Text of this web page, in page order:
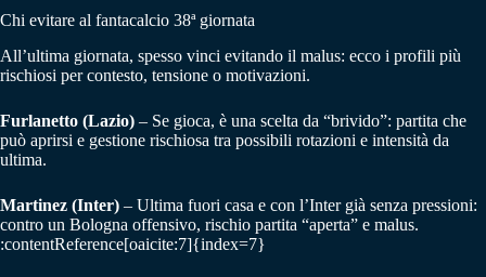
Chi evitare al fantacalcio 38ª giornata
All’ultima giornata, spesso vinci evitando il malus: ecco i profili più
rischiosi per contesto, tensione o motivazioni.
Furlanetto (Lazio) – Se gioca, è una scelta da “brivido”: partita che
può aprirsi e gestione rischiosa tra possibili rotazioni e intensità da
ultima.
Martinez (Inter) – Ultima fuori casa e con l’Inter già senza pressioni:
contro un Bologna offensivo, rischio partita “aperta” e malus.
:contentReference[oaicite:7]{index=7}